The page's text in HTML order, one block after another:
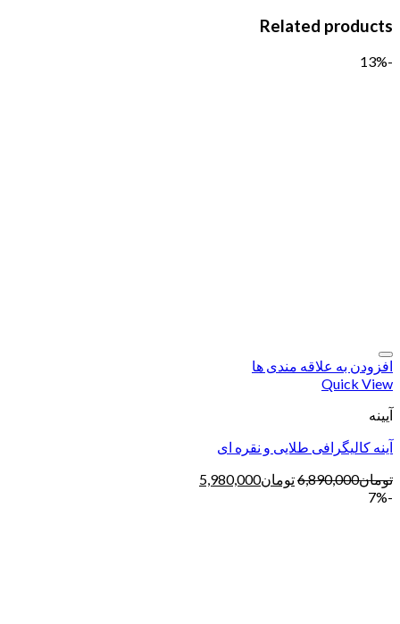
Related products
-13%
افزودن به علاقه مندی ها
Quick View
آیینه
آینه کالیگرافی طلایی و نقره ای
تومان6,890,000تومان5,980,000
-7%